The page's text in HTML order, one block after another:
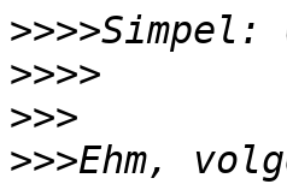
>>>>
>>>>
>>>
>>>Ehm,